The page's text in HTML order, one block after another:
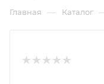
Главная — Каталог